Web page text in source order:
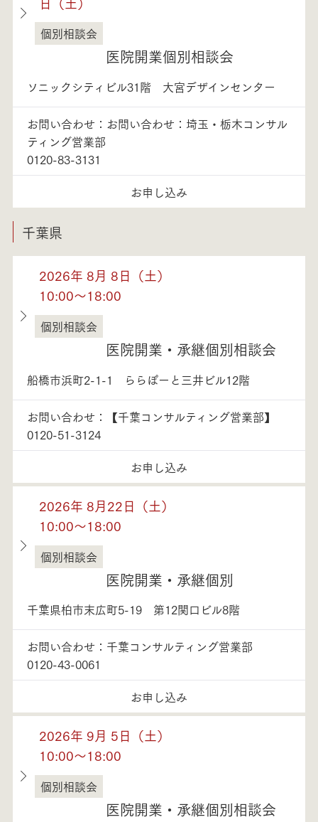
埼玉県
個別相談会
医院開業個別相談会
ソニックシティビル31階 大宮デザインセンター
お問い合わせ：お問い合わせ：埼玉・栃木コンサル
ティング営業部
0120-83-3131
お申し込み
千葉県
2026年 8月 8日（土）
10:00～18:00
千葉県
個別相談会
医院開業・承継個別相談会
船橋市浜町2-1-1 ららぽーと三井ビル12階
お問い合わせ：【千葉コンサルティング営業部】
0120-51-3124
お申し込み
2026年 8月22日（土）
10:00～18:00
千葉県
個別相談会
医院開業・承継個別
千葉県柏市末広町5-19 第12関口ビル8階
お問い合わせ：千葉コンサルティング営業部
0120-43-0061
お申し込み
2026年 9月 5日（土）
10:00～18:00
千葉県
個別相談会
医院開業・承継個別相談会